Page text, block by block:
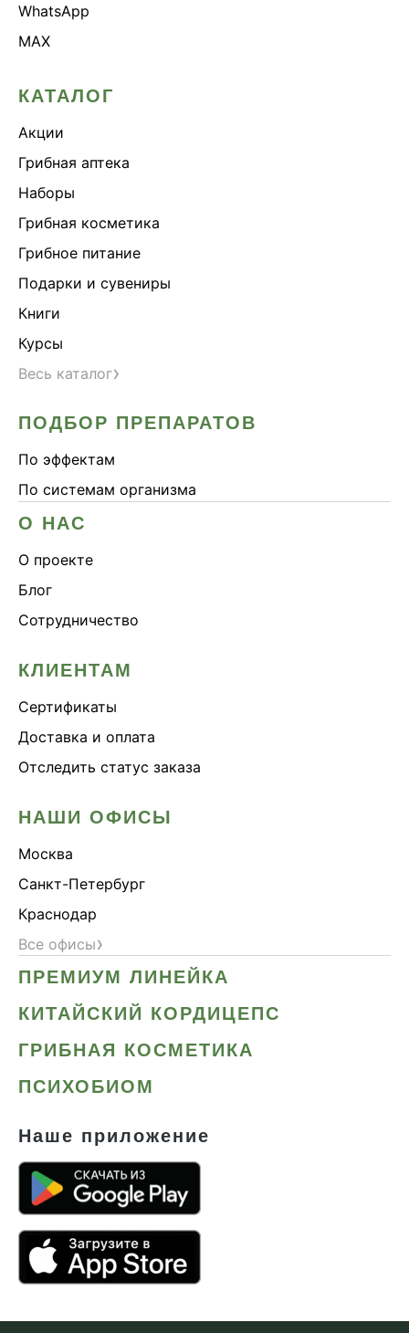
WhatsApp
MAX
КАТАЛОГ
Акции
Грибная аптека
Наборы
Грибная косметика
Грибное питание
Подарки и сувениры
Книги
Курсы
Весь каталог›
ПОДБОР ПРЕПАРАТОВ
По эффектам
По системам организма
О НАС
О проекте
Блог
Сотрудничество
КЛИЕНТАМ
Сертификаты
Доставка и оплата
Отследить статус заказа
НАШИ ОФИСЫ
Москва
Санкт-Петербург
Краснодар
Все офисы›
ПРЕМИУМ ЛИНЕЙКА
КИТАЙСКИЙ КОРДИЦЕПС
ГРИБНАЯ КОСМЕТИКА
ПСИХОБИОМ
Наше приложение